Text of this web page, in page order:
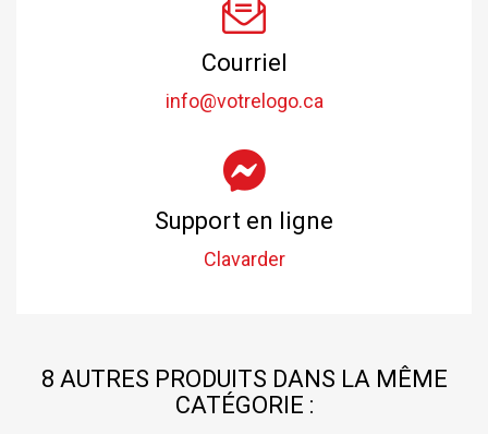
Courriel
info@votrelogo.ca
Support en ligne
Clavarder
8 AUTRES PRODUITS DANS LA MÊME
CATÉGORIE :